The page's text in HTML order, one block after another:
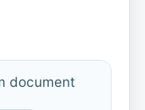
document